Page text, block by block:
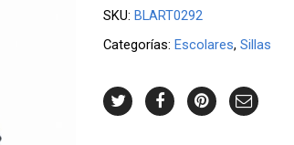
SKU: BLART0292
Categorías: Escolares, Sillas